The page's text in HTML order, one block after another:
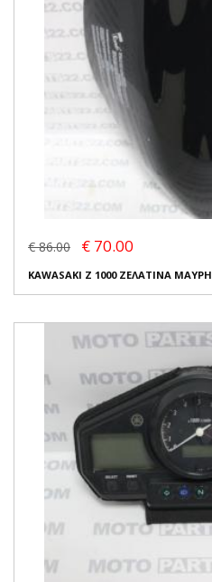
€ 86.00 € 70.00
KAWASAKI Z 1000 ΖΕΛΑΤΙΝΑ ΜΑΥΡΗ